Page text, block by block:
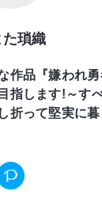
た瑣織
作品『嫌われ
指します!～す
折って堅実に